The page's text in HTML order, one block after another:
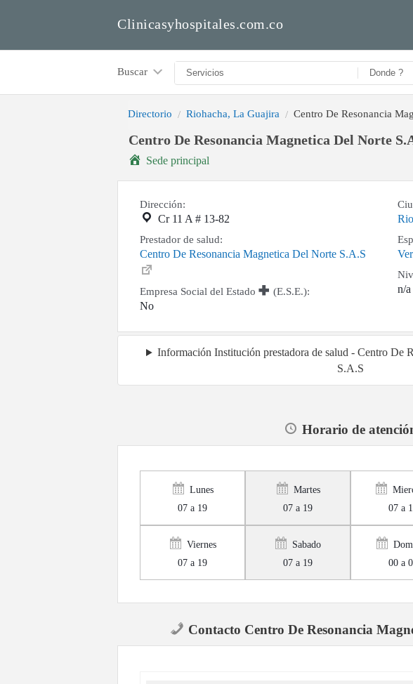
Clinicasyhospitales.com.co
Buscar
Directorio Riohacha, La Guajira Centro De Resonancia
Centro De Resonancia Magnetica Del Norte
Sede principal
Dirección:
Cr 11 A # 13-82
Prestador de salud:
Centro De Resonancia Magnetica Del Norte S.A.S
Empresa Social del Estado
(E.S.E.):
No
n/
Información Institución prestadora de salud - Centro De
S.A.S
Horario de
Lunes
07 a 19
Martes
07 a 19
07 a
Viernes
07 a 19
Sabado
07 a 19
00 a
Contacto Centro De Resonancia